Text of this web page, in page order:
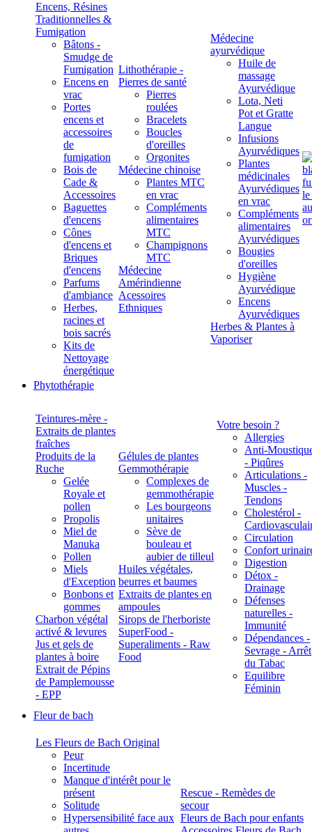
Encens, Résines
Traditionnelles &
Fumigation
Bâtons -
Smudge de
Fumigation
Encens en
vrac
Portes
encens et
accessoires
de
fumigation
Bois de
Cade &
Accessoires
Baguettes
d'encens
Cônes
d'encens et
Briques
d'encens
Parfums
d'ambiance
Herbes,
racines et
bois sacrés
Kits de
Nettoyage
énergétique
Lithothérapie -
Pierres de santé
Pierres
roulées
Bracelets
Boucles
d'oreilles
Orgonites
Médecine chinoise
Plantes MTC
en vrac
Compléments
alimentaires
MTC
Champignons
MTC
Médecine
Amérindienne
Acessoires
Ethniques
Médecine
ayurvédique
Huile de
massage
Ayurvédique
Lota, Neti
Pot et Gratte
Langue
Infusions
Ayurvédiques
Plantes
médicinales
Ayurvédiques
en vrac
Compléments
alimentaires
Ayurvédiques
Bougies
d'oreilles
Hygiène
Ayurvédique
Encens
Ayurvédiques
Herbes & Plantes à
Vaporiser
Phytothérapie
Teintures-mère -
Extraits de plantes
fraîches
Produits de la
Ruche
Gelée
Royale et
pollen
Propolis
Miel de
Manuka
Pollen
Miels
d'Exception
Bonbons et
gommes
Charbon végétal
activé & levures
Jus et gels de
plantes à boire
Extrait de Pépins
de Pamplemousse
- EPP
Gélules de plantes
Gemmothérapie
Complexes de
gemmothérapie
Les bourgeons
unitaires
Sève de
bouleau et
aubier de tilleul
Huiles végétales,
beurres et baumes
Extraits de plantes en
ampoules
Sirops de l'herboriste
SuperFood -
Superaliments - Raw
Food
Votre besoin ?
Allergies
Anti-
- Piqûres
Articulations -
Muscles -
Tendons
Cholestérol -
Circulation
Confort
Digestion
Détox -
Drainage
Défenses
naturelles -
Immunité
Dépendances -
Sevrage - Arrêt
du Tabac
Equilibre
Féminin
Fleur de bach
Les Fleurs de Bach Original
Peur
Incertitude
Manque d'intérêt pour le
présent
Solitude
Hypersensibilité face aux
Rescue - Remèdes de
secour
Fleurs de Bach pour enfants